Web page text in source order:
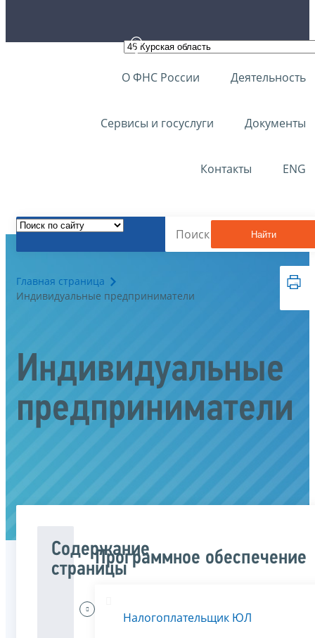
О ФНС России Деятельность
Сервисы и госуслуги Документы
Контакты ENG
Найти
Главная страница
Индивидуальные предприниматели
Индивидуальные
предприниматели
Содержание
страницы
интересует
Программное обеспечение
Налогоплательщик ЮЛ